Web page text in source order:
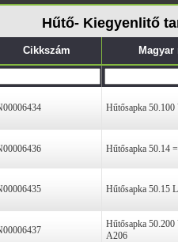
Hűtő- Kiegyenlitő
Cikkszám Magyar
Hűtősapka
Hűtősapka 50.14
Hűtősapka 50.15
Hűtősapka
A206